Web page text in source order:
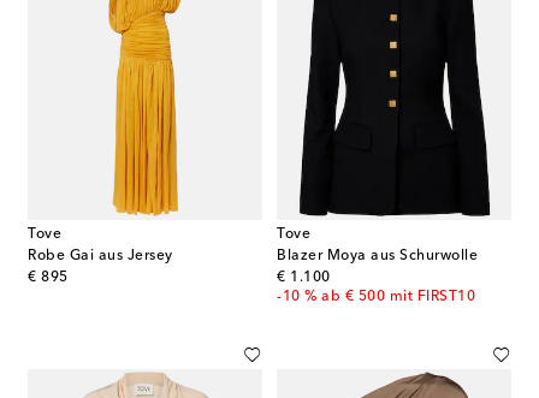
Tove
Robe Gai aus Jersey
€ 895
original price
Tove
Blazer Moya aus Schurwolle
€ 1.100
original price
-10 % ab € 500 mit FIRST10